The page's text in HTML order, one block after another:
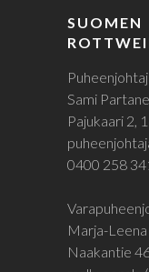
SUOMEN
Sami
Pajukaari 2,
0400 258
Marja-
Naakantie